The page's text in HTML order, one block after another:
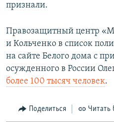
признали.
Правозащитный центр
и Кольченко в список
на сайте Белого дома с
осужденного в России
более 100 тысяч человек.
Поделиться Читать